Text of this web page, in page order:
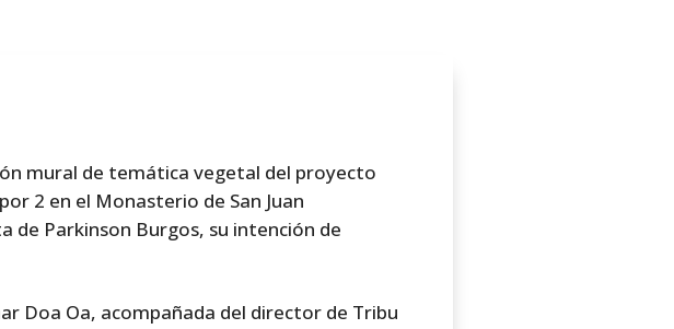
mural de temática vegetal del proyecto
2 en el Monasterio de San Juan
de Parkinson Burgos, su intención de
Doa Oa, acompañada del director de Tribu